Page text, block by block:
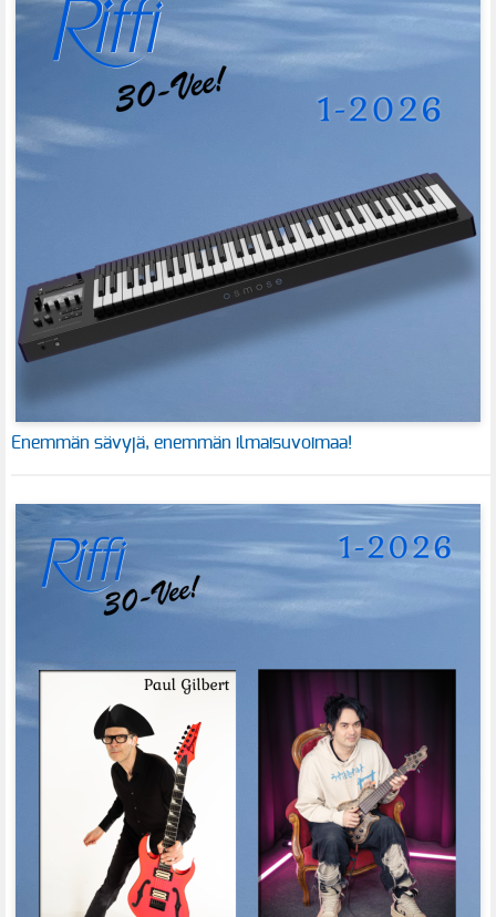
Enemmän sävyjä, enemmän ilmaisuvoimaa!